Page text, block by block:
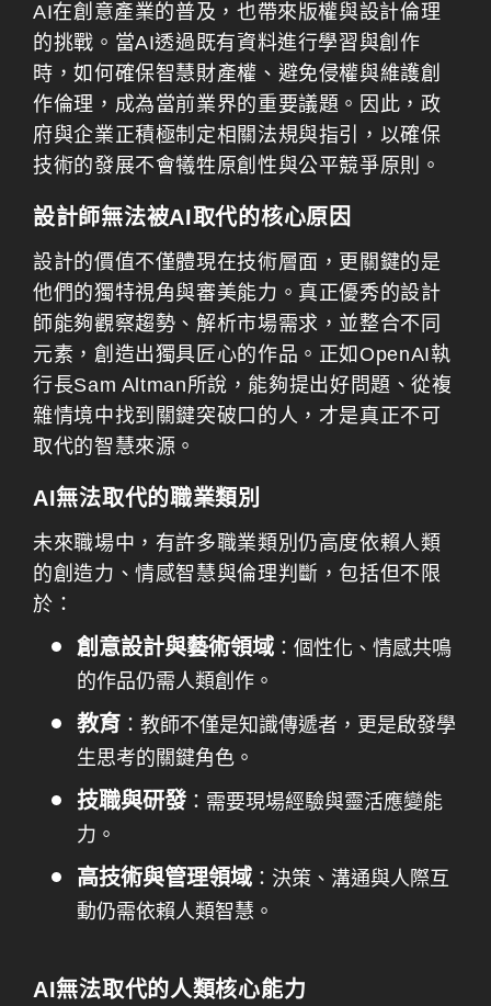
AI在創意產業的普及，也帶來版權與設計倫理
的挑戰。當AI透過既有資料進行學習與創作
時，如何確保智慧財產權、避免侵權與維護創
作倫理，成為當前業界的重要議題。因此，政
府與企業正積極制定相關法規與指引，以確保
技術的發展不會犧牲原創性與公平競爭原則。
設計師無法被AI取代的核心原因
設計的價值不僅體現在技術層面，更關鍵的是
他們的獨特視角與審美能力。真正優秀的設計
師能夠觀察趨勢、解析市場需求，並整合不同
元素，創造出獨具匠心的作品。正如OpenAI執
行長Sam Altman所說，能夠提出好問題、從複
雜情境中找到關鍵突破口的人，才是真正不可
取代的智慧來源。
AI無法取代的職業類別
未來職場中，有許多職業類別仍高度依賴人類
的創造力、情感智慧與倫理判斷，包括但不限
於：
創意設計與藝術領域 ：個性化、情感共鳴
的作品仍需人類創作。
教育 ：教師不僅是知識傳遞者，更是啟發學
生思考的關鍵角色。
技職與研發：需要現場經驗與靈活應變能
力。
高技術與管理領域 ：決策、溝通與人際互
動仍需依賴人類智慧。
AI無法取代的人類核心能力